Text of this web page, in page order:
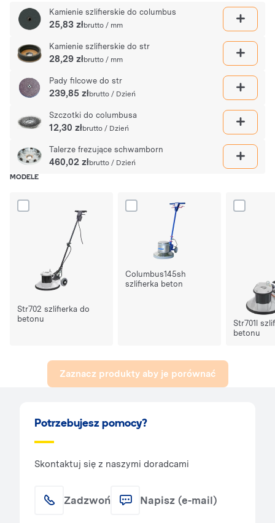
Kamienie szlifierskie do columbus
25,83 złbrutto / mm
Kamienie szlifierskie do str
28,29 złbrutto / mm
Pady filcowe do str
239,85 złbrutto / Dzień
Szczotki do columbusa
12,30 złbrutto / Dzień
Talerze frezujące schwamborn
460,02 złbrutto / Dzień
MODELE
Dodaj produkt Str702 szlifierka do betonu do porównania
Str702 szlifierka do
betonu
Dodaj produkt Columbus145sh
Columbus145sh
szlifierka beton
Dodaj
Str701l
betonu
Zaznacz produkty aby je porównać
Potrzebujesz pomocy?
Skontaktuj się z naszymi doradcami
Zadzwoń Napisz (e-mail)